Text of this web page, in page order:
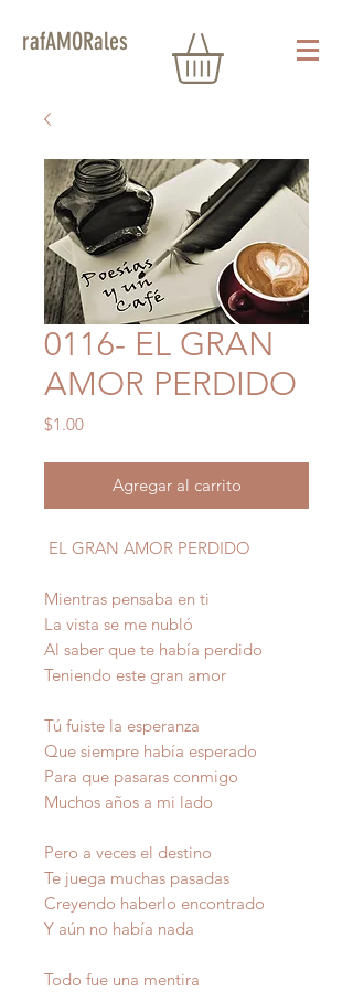
rafAMORales
0116- EL GRAN
AMOR PERDIDO
$1.00Precio
Agregar al carrito
EL GRAN AMOR PERDIDO
Mientras pensaba en ti
La vista se me nubló
Al saber que te había perdido
Teniendo este gran amor
Tú fuiste la esperanza
Que siempre había esperado
Para que pasaras conmigo
Muchos años a mi lado
Pero a veces el destino
Te juega muchas pasadas
Creyendo haberlo encontrado
Y aún no había nada
Todo fue una mentira